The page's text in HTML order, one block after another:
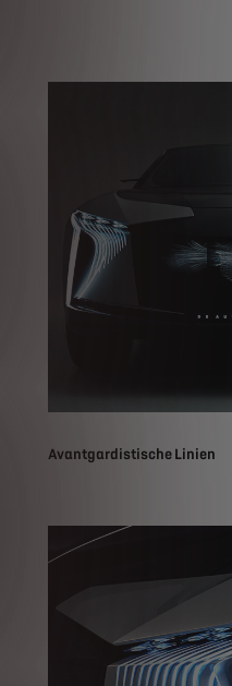
Avantgardistische Linien